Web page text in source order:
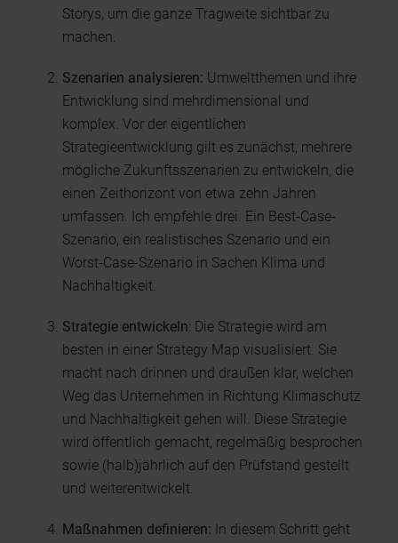
Storys, um die ganze Tragweite sichtbar zu
machen.
Szenarien analysieren: Umweltthemen und ihre
Entwicklung sind mehrdimensional und
komplex. Vor der eigentlichen
Strategieentwicklung gilt es zunächst, mehrere
mögliche Zukunftsszenarien zu entwickeln, die
einen Zeithorizont von etwa zehn Jahren
umfassen. Ich empfehle drei. Ein Best-Case-
Szenario, ein realistisches Szenario und ein
Worst-Case-Szenario in Sachen Klima und
Nachhaltigkeit.
Strategie entwickeln: Die Strategie wird am
besten in einer Strategy Map visualisiert. Sie
macht nach drinnen und draußen klar, welchen
Weg das Unternehmen in Richtung Klimaschutz
und Nachhaltigkeit gehen will. Diese Strategie
wird öffentlich gemacht, regelmäßig besprochen
sowie (halb)jährlich auf den Prüfstand gestellt
und weiterentwickelt.
Maßnahmen definieren: In diesem Schritt geht